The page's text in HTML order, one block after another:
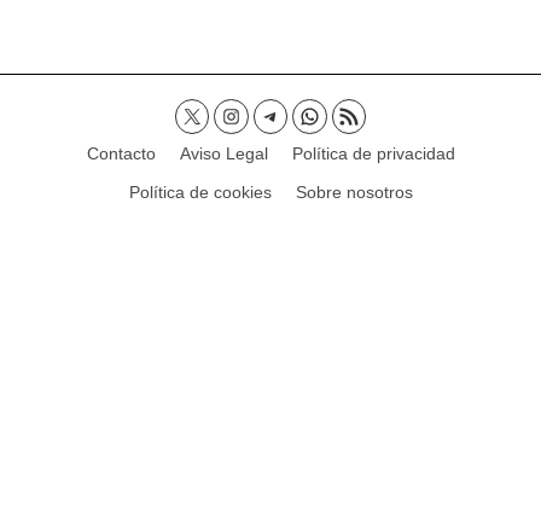
Contacto Aviso Legal
Política de privacidad
Política de cookies
Sobre nosotros